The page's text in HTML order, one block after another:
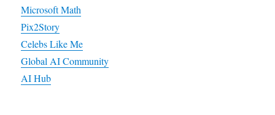
Microsoft Math
Pix2Story
Celebs Like Me
Global AI Community
AI Hub